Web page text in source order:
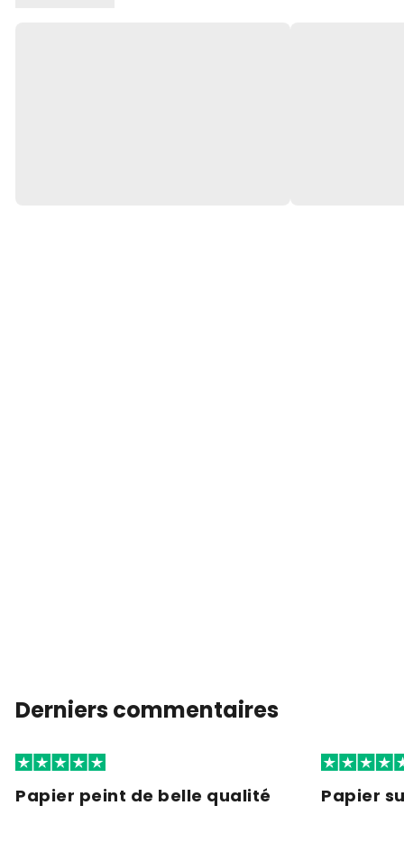
Derniers commentaires
Papier peint de belle qualité Papier